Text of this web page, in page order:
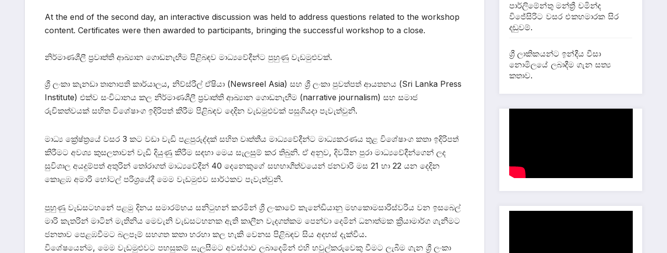
At the end of the second day, an interactive discussion was held to address questions related to the workshop
content. Certificates were then awarded to participants, bringing the successful workshop to a close.
නිර්මාණශීලී ප්‍රවෘත්ති ආඛ්‍යාන ගොඩනැඟීම පිළිබඳව මාධ්‍යවේදීන්ට පුහුණු වැඩමුළුවක්.
ශ්‍රී ලංකා කැනඩා තානාපති කාර්යාලය, නිව්ස්රීල් ඒෂියා (Newsreel Asia) සහ ශ්‍රී ලංකා පුවත්පත් ආයතනය (Sri Lanka Press
Institute) එක්ව සංවිධානය කල නිර්මාණශීලී ප්‍රවෘත්ති ආඛ්‍යාන ගොඩනැඟීම (narrative journalism) සහ සමාජ
රුචිකත්වයක් සහිත විශේෂාංග ඉදිරිපත් කිරීම පිළිබඳව දෙදින වැඩමුළුවක් පසුගියදා පැවැත්වුනි.
මාධ්‍ය ක්‍රේෂ්ත්‍රයේ වසර 3 කට වඩා වැඩි පළපුරුද්දක් සහිත වෘත්තීය මාධ්‍යවේදීන්ට මාධ්‍යකරණය තුළ විශේෂාංග කතා ඉදිරිපත්
කිරීමට අවශ්‍ය කුසලතාවන් වැඩි දියුණු කිරීම සඳහා මෙය සැලසුම් කර තිබුනි. ඒ අනුව, දිවයින පුරා මාධ්‍යවේදීන්ගෙන් ලද
සුවිශාල අයදුම්පත් අතුරින් තෝරාගත් මාධ්‍යවේදීන් 40 දෙනෙකුගේ සහභාගීත්වයෙන් ජනවාරි මස 21 හා 22 යන දෙදින
කොළඹ අමාරි හෝටල් පරිශ්‍රයේදී මෙම වැඩමුළුව සාර්ථකව පැවැත්වුනි.
පුහුණු වැඩසටහනේ පළමු දිනය සමාරම්භය සනිටුහන් කරමින් ශ්‍රී ලංකාවේ කැනේඩියානු මහකොමසාරිස්වරිය වන ඉසබෙල්
මාරි කැතරින් මාටින් මැතිනිය මෙවැනි වැඩසටහනක ඇති කාලීන වැදගත්කම පෙන්වා දෙමින් ධනාත්මක ක්‍රියාමාර්ග ගැනීමට
ජනතාව පෙළඹවීමට බලපෑම් සහගත කතා හරහා කල හැකි වෙනස පිළිබඳව සිය අදහස් දැක්වීය.
විශේෂයෙන්ම, මෙම වැඩමුළුවට පහසුකම් සැලසීමට අවස්ථාව ලබාදෙමින් එහි හවුල්කරුවෙකු වීමට ලැබීම ගැන ශ්‍රී ලංකා
පාර්ලිමේන්තු මන්ත්‍රී චමින්ද
විජේසිරිට වසර එකහමාරක සිර
දඬුවම්.
ශ්‍රී ලාකිකයන්ට ඉන්දීය වීසා
නොමිලයේ ලබාදීම ගැන සත්‍ය
කතාව.